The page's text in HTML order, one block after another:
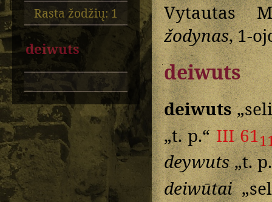
Rasta žodžių: 1
deiwuts
Vytautas
žodynas, 1-
deiwuts
deiwuts
„t. p.“III 61
deywuts„t.
deiwūtai